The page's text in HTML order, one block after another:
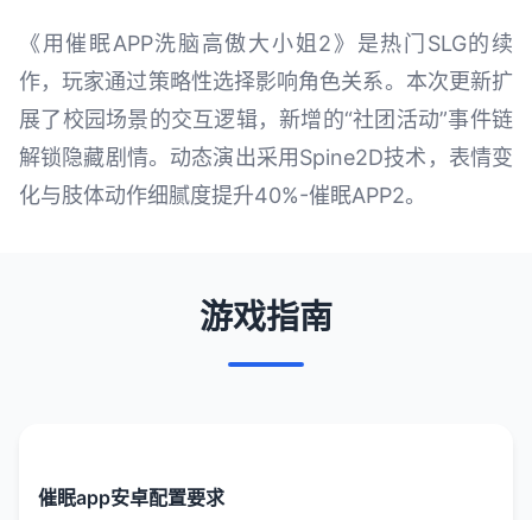
《用催眠APP洗脑高傲大小姐2》是热门SLG的续
作，玩家通过策略性选择影响角色关系。本次更新扩
展了校园场景的交互逻辑，新增的“社团活动”事件链
解锁隐藏剧情。动态演出采用Spine2D技术，表情变
化与肢体动作细腻度提升40%-催眠APP2。
游戏指南
催眠app安卓配置要求